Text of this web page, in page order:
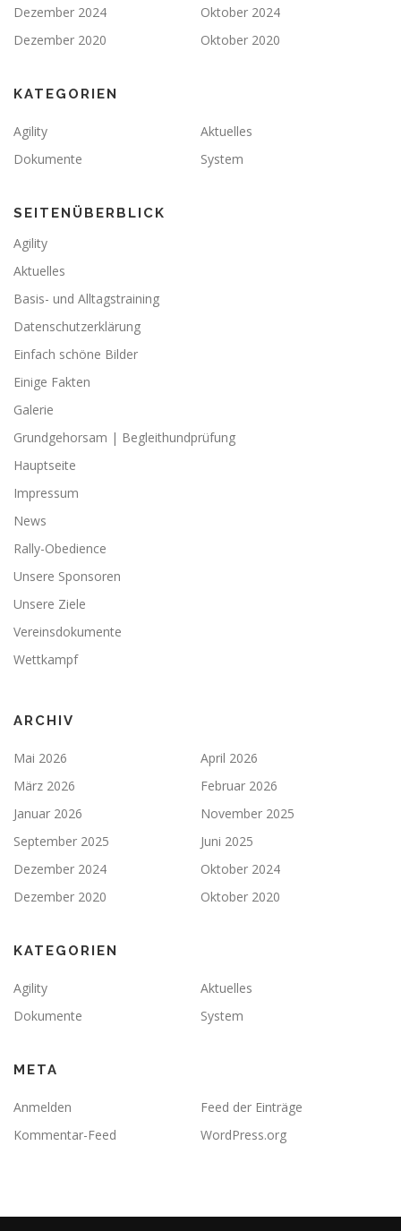
Dezember 2024
Oktober 2024
Dezember 2020
Oktober 2020
KATEGORIEN
Agility
Aktuelles
Dokumente
System
SEITENÜBERBLICK
Agility
Aktuelles
Basis- und Alltagstraining
Datenschutzerklärung
Einfach schöne Bilder
Einige Fakten
Galerie
Grundgehorsam | Begleithundprüfung
Hauptseite
Impressum
News
Rally-Obedience
Unsere Sponsoren
Unsere Ziele
Vereinsdokumente
Wettkampf
ARCHIV
Mai 2026
April 2026
März 2026
Februar 2026
Januar 2026
November 2025
September 2025
Juni 2025
Dezember 2024
Oktober 2024
Dezember 2020
Oktober 2020
KATEGORIEN
Agility
Aktuelles
Dokumente
System
META
Anmelden
Feed der Einträge
Kommentar-Feed
WordPress.org